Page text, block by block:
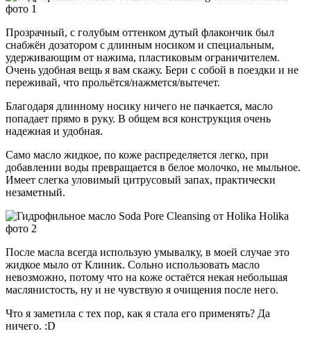
Прозрачный, с голубым оттенком дутый флакончик был
снабжён дозатором с длинным носиком и специальным,
удерживающим от нажима, пластиковым ограничителем.
Очень удобная вещь я вам скажу. Бери с собой в поездки и не
переживай, что прольётся/нажмется/вытечет.
Благодаря длинному носику ничего не пачкается, масло
попадает прямо в руку. В общем вся конструкция очень
надежная и удобная.
Само масло жидкое, по коже распределяется легко, при
добавлении воды превращается в белое молочко, не мыльное.
Имеет слегка уловимый цитрусовый запах, практически
незаметный.
После масла всегда использую умывалку, в моей случае это
жидкое мыло от Клиник. Сольно использовать масло
невозможно, потому что на коже остаётся некая небольшая
маслянистость, ну и не чувствую я очищения после него.
Что я заметила с тех пор, как я стала его применять? Да
ничего. :D